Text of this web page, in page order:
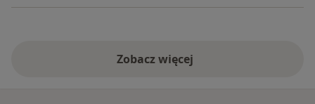
Zobacz więcej